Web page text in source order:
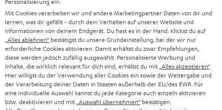
e
n
z
u
r
G
a
g
e
r
ä
t
e
R
i
o
-
L
e
x
i
k
K
o
n
t
a
k
t
Persönliche Kaufberatung
+49 (0) 30 / 217 84 212
Mo – Fr 08:00 – 19:00 Uhr
Sa 09:00 – 17:30 Uhr
Sonn- und Feiertage geschlossen
Teufel Support
Häufige Fragen
Kontakt
Store Finder
Mit Cookies verarbeiten wir und andere Marketingpartner Daten von dir und
lernen, was dir gefällt - durch dein Verhalten auf unserer Website und
Informationen von deinem Endgerät. Du hast es in der Hand: Klickst du auf
„Alles ablehnen“ bestätigst du unsere Grundeinstellung, bei der wir nur
erforderliche Cookies aktivieren. Damit erhältst du zwar Empfehlungen,
diese werden jedoch zufällig ausgewählt. Personalisierte Werbung und
Inhalte, die wirklich relevant für dich sind, erhältst du mit „Alles akzeptieren“.
Hier willigst du der Verwendung aller Cookies ein sowie der Weitergabe und
der Verarbeitung deiner Daten in Staaten außerhalb der EU/des EWR. Für
eine individuelle Auswahl kannst du jede Kategorie auch einzeln aktivieren
bzw. deaktivieren und mit „Auswahl übernehmen“ bestätigen.